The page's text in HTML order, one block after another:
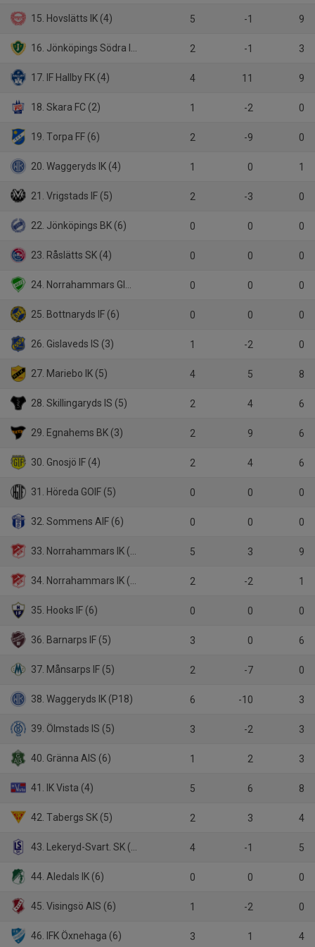
15. Hovslätts IK (4) 5 -1 9
16. Jönköpings Södra IF P19 2 -1 3
17. IF Hallby FK (4) 4 11 9
18. Skara FC (2) 1 -2 0
19. Torpa FF (6) 2 -9 0
20. Waggeryds IK (4) 1 0 1
21. Vrigstads IF (5) 2 -3 0
22. Jönköpings BK (6) 0 0 0
23. Råslätts SK (4) 0 0 0
24. Norrahammars GIS (6) 0 0 0
25. Bottnaryds IF (6) 0 0 0
26. Gislaveds IS (3) 1 -2 0
27. Mariebo IK (5) 4 5 8
28. Skillingaryds IS (5) 2 4 6
29. Egnahems BK (3) 2 9 6
30. Gnosjö IF (4) 2 4 6
31. Höreda GOIF (5) 0 0 0
32. Sommens AIF (6) 0 0 0
33. Norrahammars IK (4) 5 3 9
34. Norrahammars IK (B) 2 -2 1
35. Hooks IF (6) 0 0 0
36. Barnarps IF (5) 3 0 6
37. Månsarps IF (5) 2 -7 0
38. Waggeryds IK (P18) 6 -10 3
39. Ölmstads IS (5) 3 -2 3
40. Gränna AIS (6) 1 2 3
41. IK Vista (4) 5 6 8
42. Tabergs SK (5) 2 3 4
43. Lekeryd-Svart. SK (5) 4 -1 5
44. Aledals IK (6) 0 0 0
45. Visingsö AIS (6) 1 -2 0
46. IFK Öxnehaga (6) 3 1 4